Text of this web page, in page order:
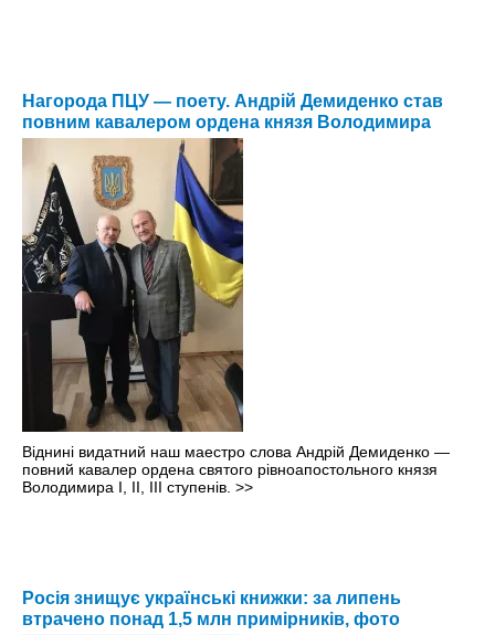
Нагорода ПЦУ — поету. Андрій Демиденко став
повним кавалером ордена князя Володимира
Віднині видатний наш маестро слова Андрій Демиденко —
повний кавалер ордена святого рівноапостольного князя
Володимира І, ІІ, ІІІ ступенів. >>
Росія знищує українські книжки: за липень
втрачено понад 1,5 млн примірників, фото